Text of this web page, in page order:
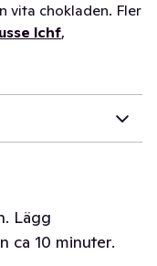
vita chokladen. Fler
lchf,
Lägg
ca 10 minuter.